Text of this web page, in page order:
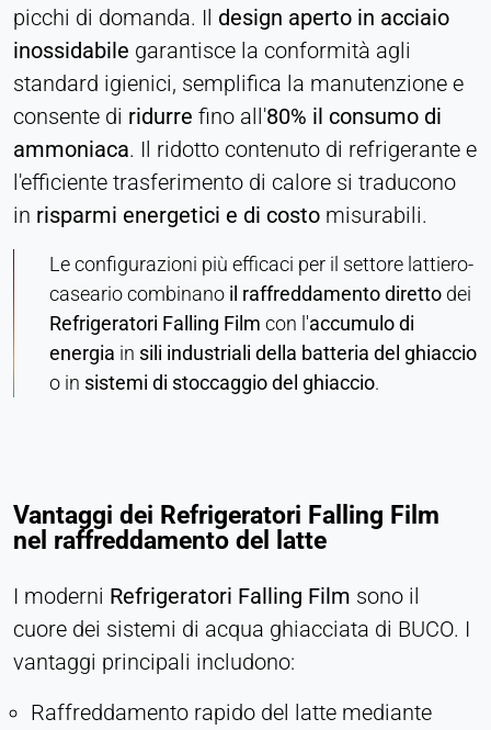
picchi di domanda. Il design aperto in acciaio
inossidabile garantisce la conformità agli
standard igienici, semplifica la manutenzione e
consente di ridurre fino all'80% il consumo di
ammoniaca. Il ridotto contenuto di refrigerante e
l'efficiente trasferimento di calore si traducono
in risparmi energetici e di costo misurabili.
Le configurazioni più efficaci per il settore lattiero-
caseario combinano il raffreddamento diretto dei
Refrigeratori Falling Film con l'accumulo di
energia in sili industriali della batteria del ghiaccio
o in sistemi di stoccaggio del ghiaccio.
Vantaggi dei Refrigeratori Falling Film
nel raffreddamento del latte
I moderni Refrigeratori Falling Film sono il
cuore dei sistemi di acqua ghiacciata di BUCO. I
vantaggi principali includono:
Raffreddamento rapido del latte mediante